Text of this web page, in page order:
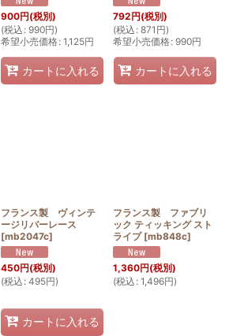
900円(税別)
(税込 : 990円)
希望小売価格: 1,125円
カートに入れる
792円(税別)
(税込 : 871 円)
希望小売価格: 990円
カートに入れる
フランス製 ヴィンテ
ージリバーレース
[mb2047c]
450円(税別)
(税込 : 495円)
カートに入れる
フランス製 ファブリ
ック ティッキング スト
ライプ [mb848c]
1,360円(税別)
(税込 : 1,496円)